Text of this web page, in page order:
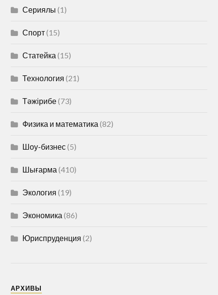
Сериялы (1)
Спорт(15)
Статейка (15)
Технология (21)
Тәжірибе(73)
Физика и математика (82)
Шоу-бизнес(5)
Шығарма (410)
Экология (19)
Экономика (86)
Юриспруденция (2)
АРХИВЫ